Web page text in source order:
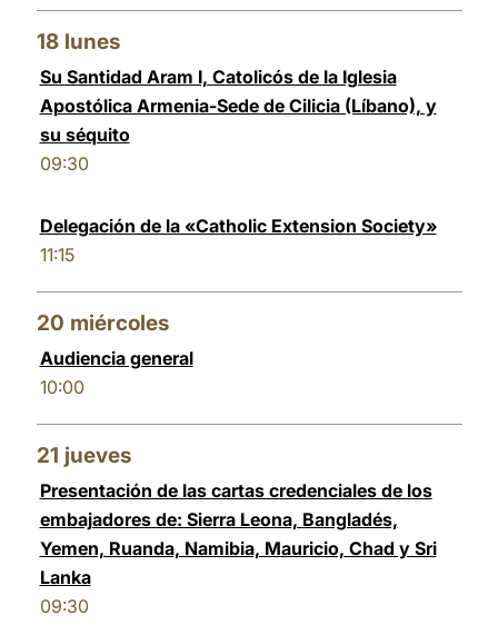
18 lunes
Su Santidad Aram I, Catolicós de la Iglesia
Apostólica Armenia-Sede de Cilicia (Líbano), y
su séquito
09:30
Delegación de la «Catholic Extension Society»
11:15
20 miércoles
Audiencia general
10:00
21 jueves
Presentación de las cartas credenciales de los
embajadores de: Sierra Leona, Bangladés,
Yemen, Ruanda, Namibia, Mauricio, Chad y Sri
Lanka
09:30